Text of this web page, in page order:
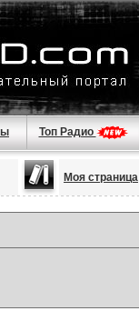
Топ Радио
Моя страница